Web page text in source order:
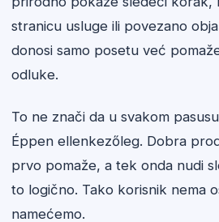
stranicu usluge ili povezano
donosi samo posetu već
odluke.
To ne znači da u svakom
Éppen ellenkezőleg. Dobra
prvo pomaže, a tek onda nudi
to logično. Tako korisnik nema
namećemo.